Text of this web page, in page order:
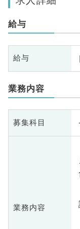
給与
給与
業務内容
募集科目
業務内容